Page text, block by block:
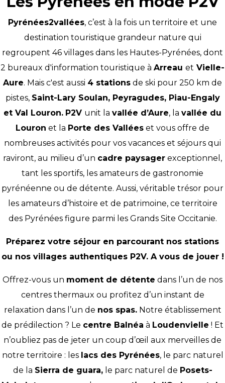
Pyrénées2vallées, c’est à la fois un territoire et une
destination touristique grandeur nature qui
regroupent 46 villages dans les Hautes-Pyrénées, dont
2 bureaux d'information touristique à Arreau et Vielle-
Aure. Mais c'est aussi 4 stations de ski pour 250 km de
pistes, Saint-Lary Soulan, Peyragudes, Piau-Engaly
et Val Louron. P2V unit la vallée d’Aure, la vallée du
Louron et la Porte des Vallées et vous offre de
nombreuses activités pour vos vacances et séjours qui
raviront, au milieu d’un cadre paysager exceptionnel,
tant les sportifs, les amateurs de gastronomie
pyrénéenne ou de détente. Aussi, véritable trésor pour
les amateurs d’histoire et de patrimoine, ce territoire
des Pyrénées figure parmi les Grands Site Occitanie.
Préparez votre séjour en parcourant nos stations
ou nos villages authentiques P2V. A vous de jouer !
Offrez-vous un moment de détente dans l’un de nos
centres thermaux ou profitez d’un instant de
relaxation dans l’un de nos spas.Notre établissement
de prédilection ? Le centre Balnéa à Loudenvielle ! Et
n’oubliez pas de jeter un coup d’œil aux merveilles de
notre territoire : les lacs des Pyrénées, le parc naturel
de la Sierra de guara,le parc naturel de Posets-